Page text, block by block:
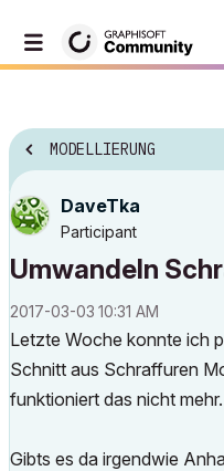
MODELLIERUNG
DaveTka
Participant
Umwandeln
‎2017-03-03 10:31 AM
Letzte Woche konnte ich
Schnitt aus Schraffuren
funktioniert das nicht mehr.
Gibts es da irgendwie